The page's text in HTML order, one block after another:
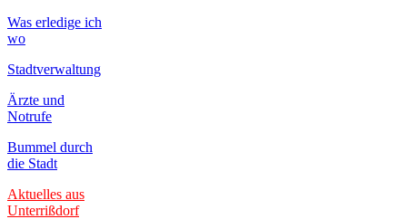
Was erledige ich
wo
Stadtverwaltung
Ärzte und
Notrufe
Bummel durch
die Stadt
Aktuelles aus
Unterrißdorf